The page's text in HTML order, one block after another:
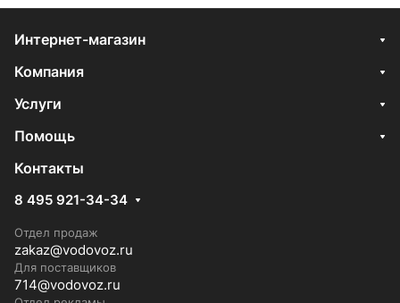
Интернет-магазин
Компания
Услуги
Помощь
Контакты
8 495 921-34-34
Отдел продаж
zakaz@vodovoz.ru
Для поставщиков
714@vodovoz.ru